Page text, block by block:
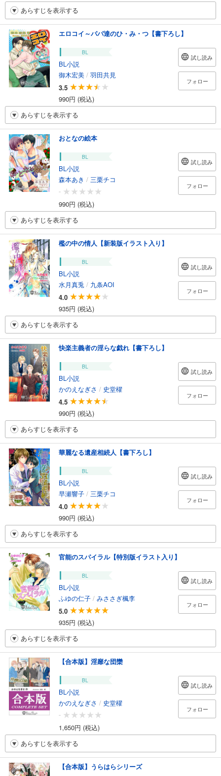
あらすじを表示する
エロコイ～パパ達のひ・み・つ【書下ろし】
BL
BL小説
御木宏美 / 羽田共見
3.5
990円 (税込)
試し読み
フォロー
あらすじを表示する
おとなの絵本
BL
BL小説
森本あき / 三栗チコ
-
990円 (税込)
試し読み
フォロー
あらすじを表示する
檻の中の情人【新装版イラスト入り】
BL
BL小説
水月真兎 / 九条AOI
4.0
935円 (税込)
試し読み
フォロー
あらすじを表示する
快楽主義者の淫らな戯れ【書下ろし】
BL
BL小説
かのえなぎさ / 史堂櫂
4.5
990円 (税込)
試し読み
フォロー
あらすじを表示する
華麗なる遺産相続人【書下ろし】
BL
BL小説
早瀬響子 / 三栗チコ
4.0
990円 (税込)
試し読み
フォロー
あらすじを表示する
官能のスパイラル【特別版イラスト入り】
BL
BL小説
ふゆの仁子 / みささぎ楓李
5.0
935円 (税込)
試し読み
フォロー
あらすじを表示する
【合本版】淫靡な団欒
BL
BL小説
かのえなぎさ / 史堂櫂
-
1,650円 (税込)
試し読み
フォロー
あらすじを表示する
【合本版】うらはらシリーズ